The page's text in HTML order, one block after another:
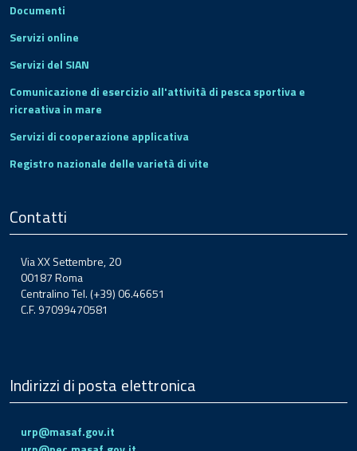
Documenti
Servizi online
Servizi del SIAN
Comunicazione di esercizio all'attività di pesca sportiva e
ricreativa in mare
Servizi di cooperazione applicativa
Registro nazionale delle varietà di vite
Contatti
Via XX Settembre, 20
00187 Roma
Centralino Tel. (+39) 06.46651
C.F. 97099470581
Indirizzi di posta elettronica
urp@masaf.gov.it